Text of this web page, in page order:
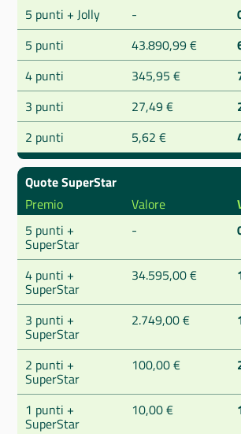
5 punti + Jolly
-
5 punti
43.890,99 €
4 punti
345,95 €
3 punti
27,49 €
2 punti
5,62 €
Quote SuperStar
Premio
Valore
5 punti +
SuperStar
-
4 punti +
SuperStar
34.595,00 €
3 punti +
SuperStar
2.749,00 €
2 punti +
SuperStar
100,00 €
1 punti +
SuperStar
10,00 €